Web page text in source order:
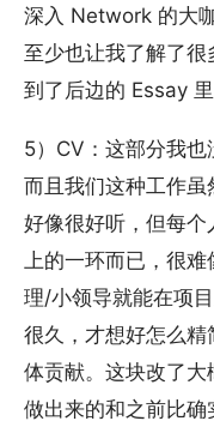
深入 Network 的大
至少也让我了解了
到了后边的 Essay 里
5）CV：这部分我也
而且我们这种工作虽
好像很好听，但每
上的一环而已，很
理/小领导就能在项
很久，才想好怎么精
体贡献。这块改了
做出来的和之前比确